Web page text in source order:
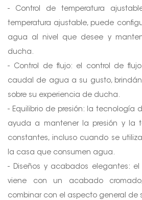
- Control de temperatura
temperatura ajustable, puede
agua al nivel que desee y
ducha.
- Control de flujo: el control de
caudal de agua a su gusto,
sobre su experiencia de ducha.
- Equilibrio de presión: la tecnología
ayuda a mantener la presión y la
constantes, incluso cuando se
la casa que consumen agua.
- Diseños y acabados elegantes:
viene con un acabado
combinar con el aspecto general de